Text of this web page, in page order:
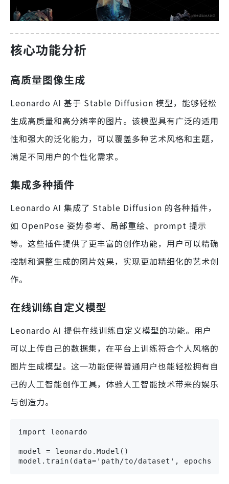
核心功能分析
高质量图像生成
Leonardo AI 基于 Stable Diffusion 模型，能够轻松
生成高质量和高分辨率的图片。该模型具有广泛的适用
性和强大的泛化能力，可以覆盖多种艺术风格和主题，
满足不同用户的个性化需求。
集成多种插件
Leonardo AI 集成了 Stable Diffusion 的各种插件，
如 OpenPose 姿势参考、局部重绘、prompt 提示
等。这些插件提供了更丰富的创作功能，用户可以精确
控制和调整生成的图片效果，实现更加精细化的艺术创
作。
在线训练自定义模型
Leonardo AI 提供在线训练自定义模型的功能。用户
可以上传自己的数据集，在平台上训练符合个人风格的
图片生成模型。这一功能使得普通用户也能轻松拥有自
己的人工智能创作工具，体验人工智能技术带来的娱乐
与创造力。
import leonardo
model = leonardo.Model()
model.train(data='path/to/dataset',